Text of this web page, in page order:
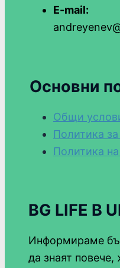
E-mail:
Основни
Общи
Политика
Политика
BG LIFE В
Информираме
да знаят повече,